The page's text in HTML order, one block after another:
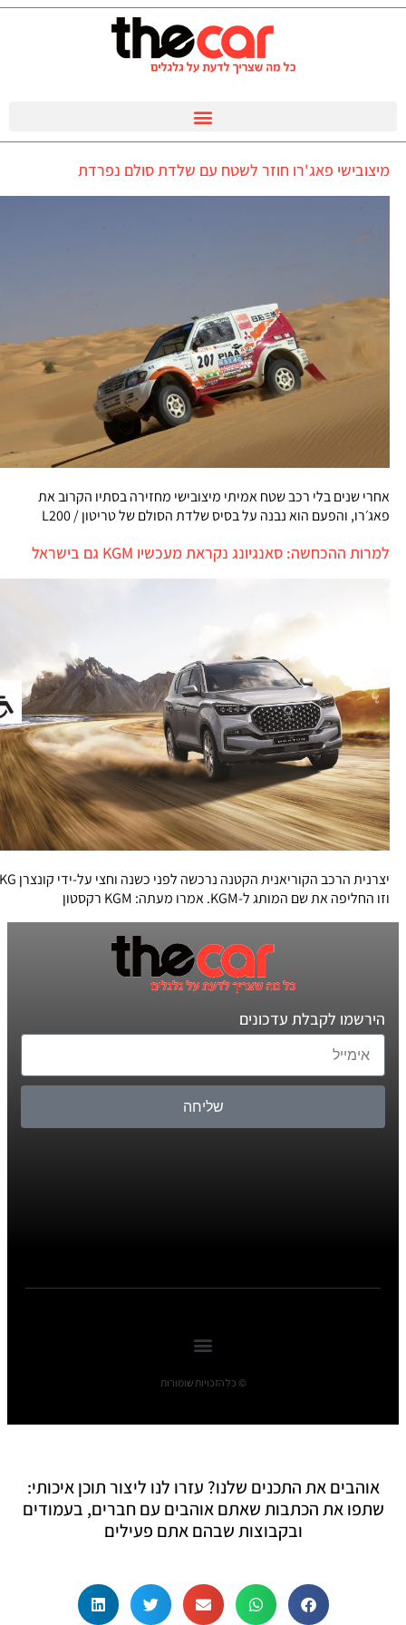
מיצובישי פאג'רו חוזר לשטח עם שלדת סולם נפרדת
אחרי שנים בלי רכב שטח אמיתי מיצובישי מחזירה בסתיו הקרוב את
פאג׳רו, והפעם הוא נבנה על בסיס שלדת הסולם של טריטון / L200
למרות ההכחשה: סאנגיונג נקראת מעכשיו KGM גם בישראל
יצרנית הרכב הקוריאנית הקטנה נרכשה לפני כשנה וחצי על-ידי קונצרן KG
וזו החליפה את שם המותג ל-KGM. אמרו מעתה: KGM רקסטון
הירשמו לקבלת עדכונים
שליחה
© כל הזכויות שומורות
אוהבים את התכנים שלנו? עזרו לנו ליצור תוכן איכותי:
שתפו את הכתבות שאתם אוהבים עם חברים, בעמודים
ובקבוצות שבהם אתם פעילים